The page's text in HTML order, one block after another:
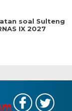
soal Sulteng
IX 2027